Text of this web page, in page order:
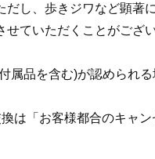
し、歩きジワなど顕著
ていただくことがござい
品を含む)が認められ
は「お客様都合のキャ